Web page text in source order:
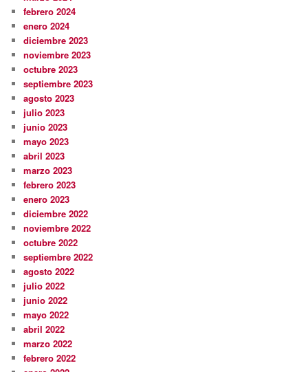
febrero 2024
enero 2024
diciembre 2023
noviembre 2023
octubre 2023
septiembre 2023
agosto 2023
julio 2023
junio 2023
mayo 2023
abril 2023
marzo 2023
febrero 2023
enero 2023
diciembre 2022
noviembre 2022
octubre 2022
septiembre 2022
agosto 2022
julio 2022
junio 2022
mayo 2022
abril 2022
marzo 2022
febrero 2022